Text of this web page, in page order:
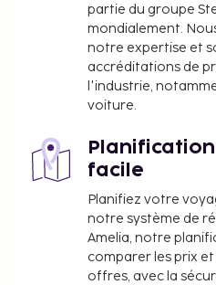
l’hébergement. Ces frais
taxes applicables :
Taxe prélevée par la
personne et par nuit.
pas aux enfants de
Nous avons indiqué tous
l'hébergement nous a fait
Le petit déjeuner
15 EUR par adulte et
enfant.
La liste ci-dessus peut ne
partie du groupe
mondialement.
notre expertise et
accréditations de
l'industrie,
voiture.
facile
Planifiez votre
notre système de
Amelia, notre
comparer les prix
offres, avec la